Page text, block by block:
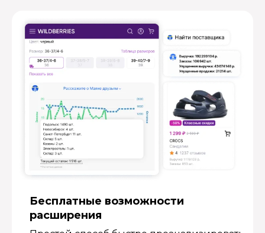
Бесплатные возмож­ности
расширения